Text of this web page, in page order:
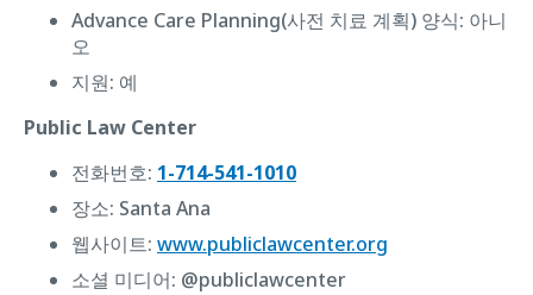
Advance Care Planning(사전 치료 계획) 양식: ‌아니
오
지원: 예
Public Law Center
전화번호: 1-714-541-1010
장소: Santa Ana
웹사이트: www.publiclawcenter.org
소셜 미디어: @publiclawcenter